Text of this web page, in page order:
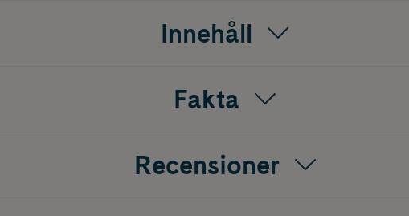
Innehåll
Fakta
Recensioner